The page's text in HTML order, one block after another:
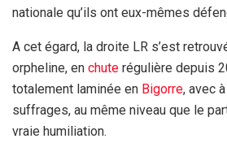
nationale qu’ils ont eux-mêmes
A cet égard, la droite LR s’est
orpheline, en chute régulière depuis
totalement laminée en Bigorre, avec
suffrages, au même niveau que le
vraie humiliation.